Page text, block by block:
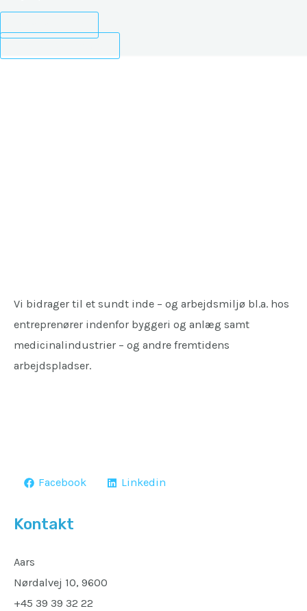
Vi bidrager til et sundt inde – og arbejdsmiljø bl.a. hos
entreprenører indenfor byggeri og anlæg samt
medicinalindustrier – og andre fremtidens
arbejdspladser.
Facebook Linkedin
Kontakt
Aars
Nørdalvej 10, 9600
+45 39 39 32 22